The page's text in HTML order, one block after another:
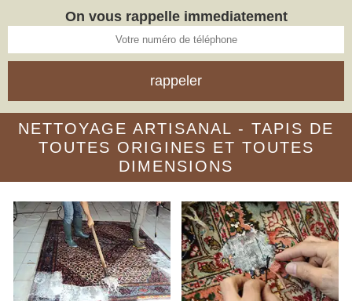
On vous rappelle immediatement
NETTOYAGE ARTISANAL - TAPIS DE
TOUTES ORIGINES ET TOUTES
DIMENSIONS